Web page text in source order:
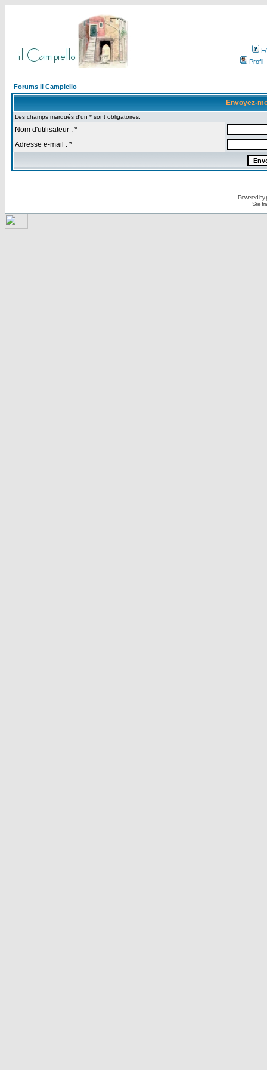
Profil
Forums il Campiello
Envoyez-
Les champs marqués d'un * sont obligatoires.
Nom d'utilisateur : *
Adresse e-mail : *
Powered by
Site